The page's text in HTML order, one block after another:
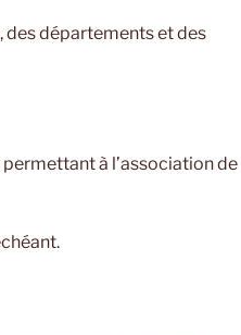
des départements et des
à l’association de